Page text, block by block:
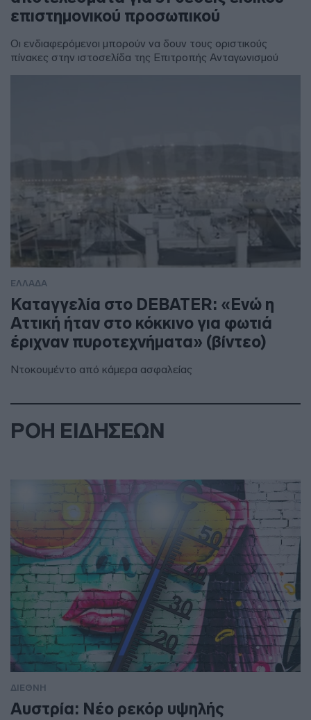
επιστημονικού προσωπικού
Οι ενδιαφερόμενοι μπορούν να δουν τους οριστικούς
πίνακες στην ιστοσελίδα της Επιτροπής Ανταγωνισμού
ΕΛΛΑΔΑ
Καταγγελία στο DEBATER: «Ενώ η
Αττική ήταν στο κόκκινο για φωτιά
έριχναν πυροτεχνήματα» (βίντεο)
Ντοκουμέντο από κάμερα ασφαλείας
ΡΟΗ ΕΙΔΗΣΕΩΝ
ΔΙΕΘΝΗ
Αυστρία: Νέο ρεκόρ υψηλής